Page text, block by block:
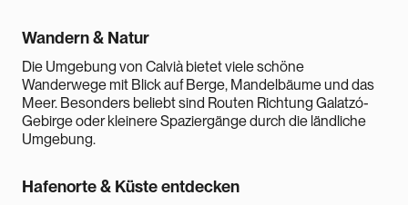
Wandern & Natur
Die Umgebung von Calvià bietet viele schöne
Wanderwege mit Blick auf Berge, Mandelbäume und das
Meer. Besonders beliebt sind Routen Richtung Galatzó-
Gebirge oder kleinere Spaziergänge durch die ländliche
Umgebung.
Hafenorte & Küste entdecken